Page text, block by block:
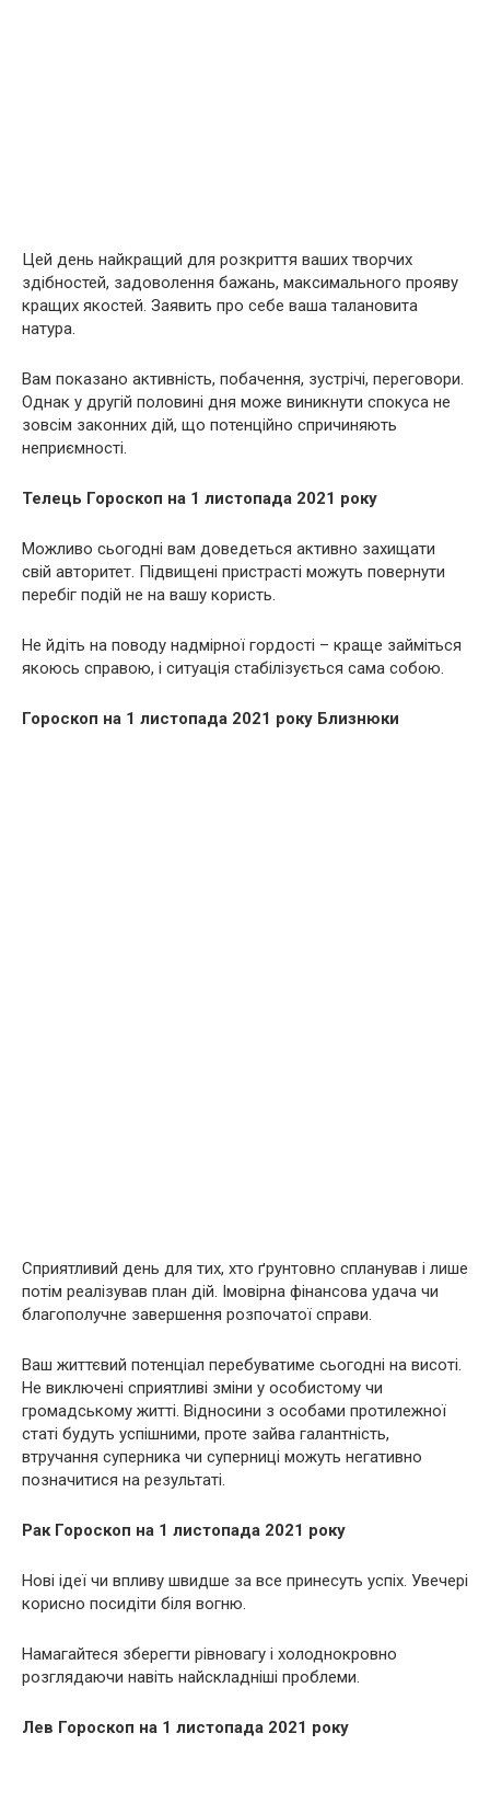
Цей день найкращий для розкриття ваших творчих
здібностей, задоволення бажань, максимального прояву
кращих якостей. Заявить про себе ваша талановита
натура.
Вам показано активність, побачення, зустрічі, переговори.
Однак у другій половині дня може виникнути спокуса не
зовсім законних дій, що потенційно спричиняють
неприємності.
Телець Гороскоп на 1 листопада 2021 року
Можливо сьогодні вам доведеться активно захищати
свій авторитет. Підвищені пристрасті можуть повернути
перебіг подій не на вашу користь.
Не йдіть на поводу надмірної гордості – краще займіться
якоюсь справою, і ситуація стабілізується сама собою.
Гороскоп на 1 листопада 2021 року Близнюки
Сприятливий день для тих, хто ґрунтовно спланував і лише
потім реалізував план дій. Імовірна фінансова удача чи
благополучне завершення розпочатої справи.
Ваш життєвий потенціал перебуватиме сьогодні на висоті.
Не виключені сприятливі зміни у особистому чи
громадському житті. Відносини з особами протилежної
статі будуть успішними, проте зайва галантність,
втручання суперника чи суперниці можуть негативно
позначитися на результаті.
Рак Гороскоп на 1 листопада 2021 року
Нові ідеї чи впливу швидше за все принесуть успіх. Увечері
корисно посидіти біля вогню.
Намагайтеся зберегти рівновагу і холоднокровно
розглядаючи навіть найскладніші проблеми.
Лев Гороскоп на 1 листопада 2021 року